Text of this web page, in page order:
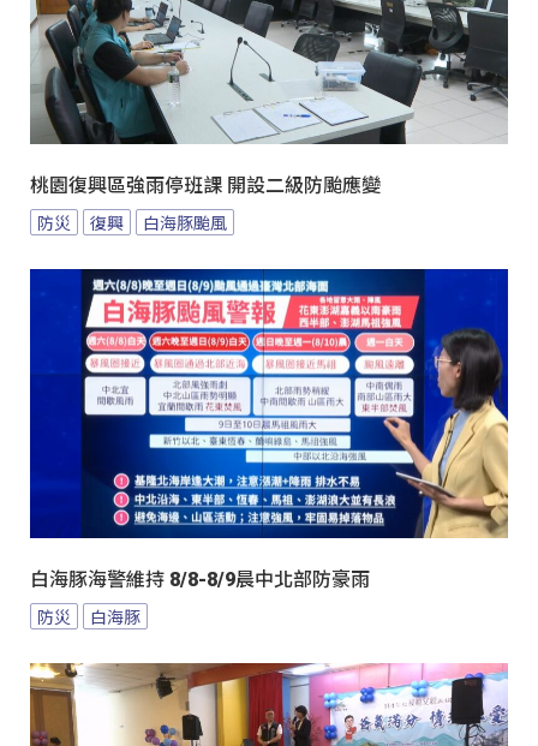
桃園復興區強雨停班課 開設二級防颱應變
防災 復興 白海豚颱風
白海豚海警維持 8/8-8/9晨中北部防豪雨
防災 白海豚